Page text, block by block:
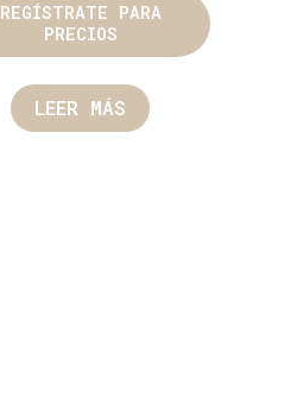
REGÍSTRATE PARA
PRECIOS
LEER MÁS